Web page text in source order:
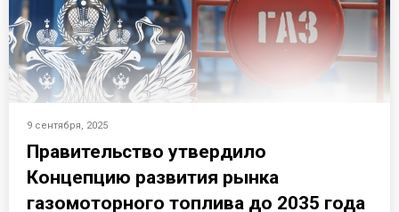
9 сентября, 2025
Правительство утвердило
Концепцию развития рынка
газомоторного топлива до 2035 года